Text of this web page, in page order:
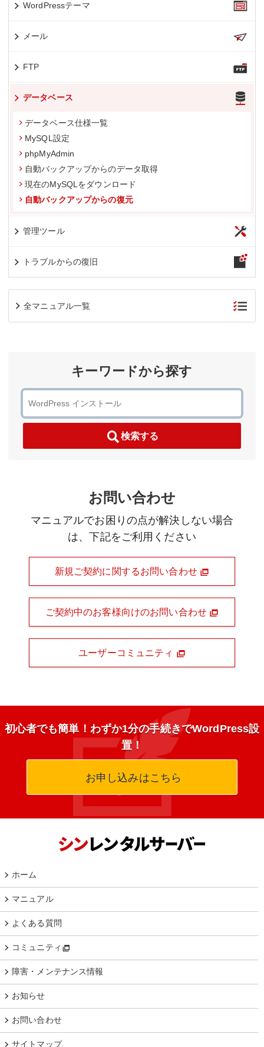
WordPressテーマ
メール
FTP
データベース
データベース仕様一覧
MySQL設定
phpMyAdmin
自動バックアップからのデータ取得
現在のMySQLをダウンロード
自動バックアップからの復元
管理ツール
トラブルからの復旧
全マニュアル一覧
キーワードから探す
検索する
お問い合わせ
マニュアルでお困りの点が解決しない場合
は、下記をご利用ください
新規ご契約に関するお問い合わせ
ご契約中のお客様向けのお問い合わせ
ユーザーコミュニティ
初心者でも簡単！わずか1分の手続きでWordPress設
置！
お申し込みはこちら
ホーム
マニュアル
よくある質問
コミュニティ
障害・メンテナンス情報
お知らせ
お問い合わせ
サイトマップ